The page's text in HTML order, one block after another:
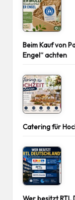
Beim Kauf von
Engel“ achten
Catering für